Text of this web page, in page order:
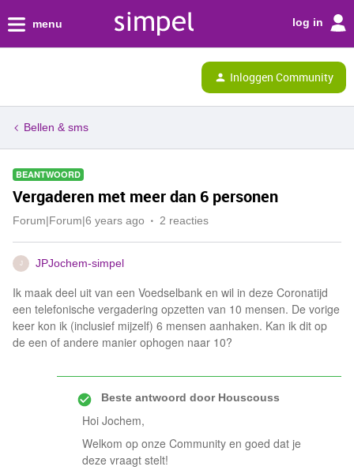
menu log in
Inloggen Community
Bellen & sms
BEANTWOORD
Vergaderen met meer dan 6 personen
Forum|Forum|6 years ago 2 reacties
J JPJochem-simpel
Ik maak deel uit van een Voedselbank en wil in deze Coronatijd
een telefonische vergadering opzetten van 10 mensen. De vorige
keer kon ik (inclusief mijzelf) 6 mensen aanhaken. Kan ik dit op
de een of andere manier ophogen naar 10?
Beste antwoord doorHouscouss
Hoi Jochem,
Welkom op onze Community en goed dat je
deze vraagt stelt!